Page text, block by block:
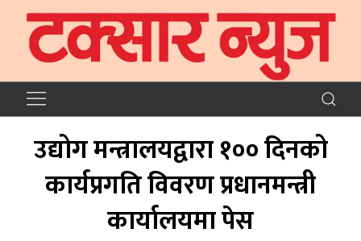
उद्योग मन्त्रालयद्वारा १०० दिनको
कार्यप्रगति विवरण प्रधानमन्त्री
कार्यालयमा पेस